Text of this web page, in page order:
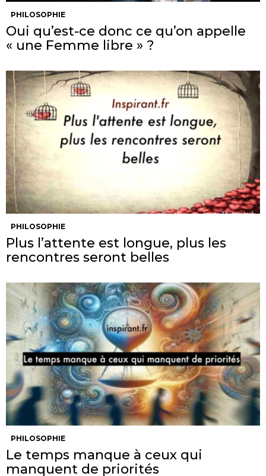
PHILOSOPHIE
Oui qu’est-ce donc ce qu’on appelle
« une Femme libre » ?
PHILOSOPHIE
Plus l’attente est longue, plus les
rencontres seront belles
PHILOSOPHIE
Le temps manque à ceux qui
manquent de priorités